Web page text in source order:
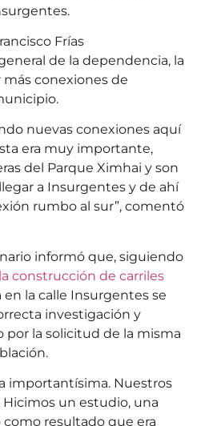
Frías
de la dependencia, la
conexiones de
nuevas conexiones aquí
era muy importante,
del Parque Ximhai y son
a Insurgentes y de ahí
rumbo al sur”, comentó
informó que, siguiendo
construcción de carriles
en la calle Insurgentes se
investigación y
por la solicitud de la misma
importantísima. Nuestros
Hicimos un estudio, una
como resultado que era